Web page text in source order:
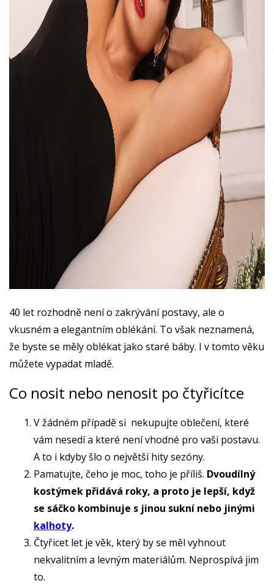
40 let rozhodně není o zakrývání postavy, ale o
vkusném a elegantním oblékání. To však neznamená,
že byste se měly oblékat jako staré báby. I v tomto věku
můžete vypadat mladě.
Co nosit nebo nenosit po čtyřicítce
V žádném případě si nekupujte oblečení, které
vám nesedí a které není vhodné pro vaši postavu.
A to i kdyby šlo o největší hity sezóny.
Pamatujte, čeho je moc, toho je příliš. Dvoudílný
kostýmek přidává roky, a proto je lepší, když
se sáčko kombinuje s jinou sukní nebo jinými
kalhoty.
Čtyřicet let je věk, který by se měl vyhnout
nekvalitním a levným materiálům. Neprospívá jim
to.